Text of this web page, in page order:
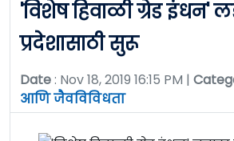
'विशेष हिवाळी ग्रेड इंधन'
प्रदेशासाठी सुरू
Date: Nov 18, 2019 16:15 PM |
आणि जैवविविधता